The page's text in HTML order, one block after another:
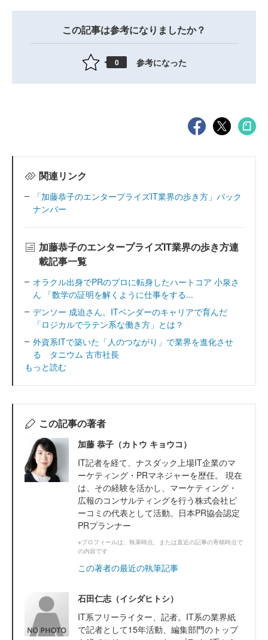
この記事は参考になりましたか？
0 参考になった
関連リンク
「加藤恭子のエンタープライズIT業界の歩き方」バック
ナンバー
加藤恭子のエンタープライズIT業界の歩き方連
載記事一覧
オラクル出身でPRのプロに転身したハートコア 小泉さ
ん 「数学の証明を解くように仕事をする...
デンソー 成迫さん。ITベンダーのキャリアで育んだ
「ロジカルでラテン系な働き方」とは？
外資系ITで築いた「人のつながり」で業界を進化させ
る タニウム 古市社長
もっと読む
この記事の著者
加藤 恭子（カトウ キョウコ）
IT記者を経て、ナスダック上場IT企業のマ
ーケティング・PRマネジャーを歴任。 現在
は、その経験を活かし、マーケティング・
広報のコンサルティングを行う株式会社ビ
ーコミの代表として活動。日本PR協会認定
PRプランナー
※プロフィールは、執筆時点、または直近の記事の寄稿時点で
の内容です
この著者の最近の執筆記事
石田仁志（イシダヒトシ）
IT系フリーライター、記者。IT系の業界紙
で記者として15年活動、編集部門のトップ